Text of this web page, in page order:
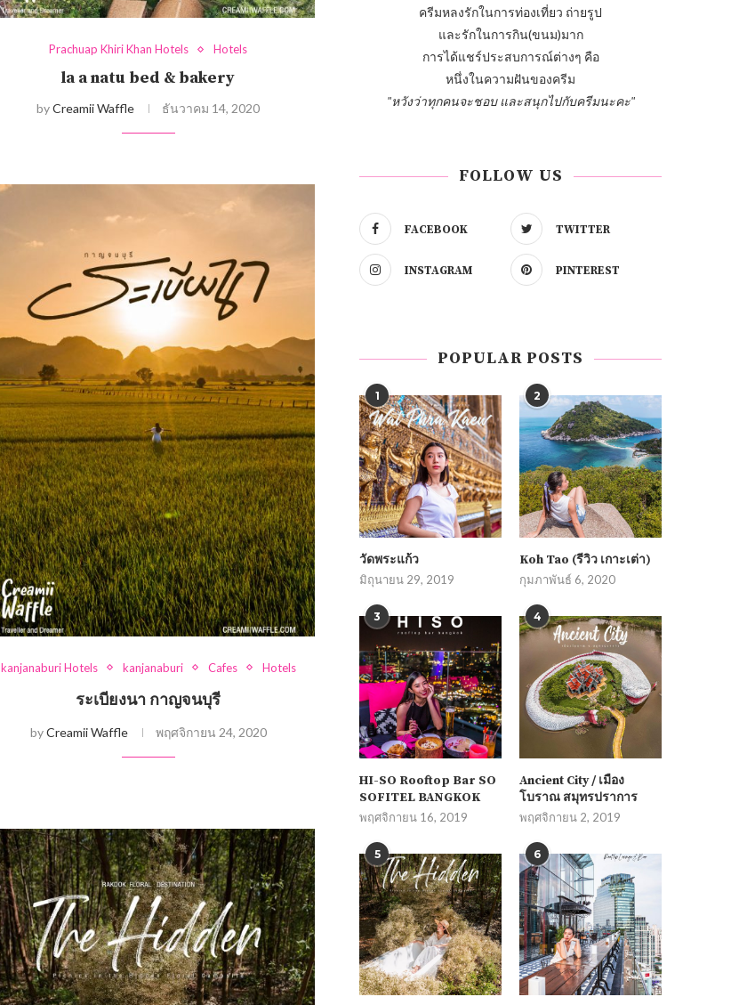
Prachuap Khiri Khan Hotels Hotels
la a natu bed & bakery
byCreamii Waffle ธันวาคม 14, 2020
kanjanaburi Hotels kanjanaburi Cafes Hotels
ระเบียงนา กาญจนบุรี
byCreamii Waffle พฤศจิกายน 24, 2020
ครีมหลงรักในการท่องเที่ยว ถ่ายรูป
และรักในการกิน(ขนม)มาก
การได้แชร์ประสบการณ์ต่างๆ คือ
หนึ่งในความฝันของครีม
"หวังว่าทุกคนจะชอบ และสนุกไปกับครีมนะคะ"
FOLLOW US
FACEBOOK TWITTER
INSTAGRAM PINTEREST
POPULAR POSTS
1
วัดพระแก้ว
มิถุนายน 29, 2019
2
Koh Tao (รีวิว เกาะเต่า)
กุมภาพันธ์ 6, 2020
3
HI-SO Rooftop Bar SO
SOFITEL BANGKOK
พฤศจิกายน 16, 2019
4
Ancient City / เมือง
โบราณ สมุทรปราการ
พฤศจิกายน 2, 2019
5 6